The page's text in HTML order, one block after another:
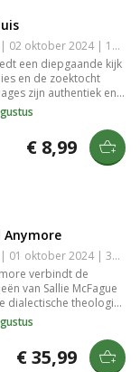
Nederlands | Hardcover | 02 oktober 2024 | 18 pagina's | 9789025887315
een diepgaande kijk
en de zoektocht
zijn authentiek en
blijven je bij. Met
niveau. Een
van literaire romans.
€ 8,99
Anymore
Nederlands | Paperback | 01 oktober 2024 | 370 pagina's | 9789493220751
verbindt de
van Sallie McFague
dialectische theologie
vernieuwende blik
tijden van ecologische
€ 35,99